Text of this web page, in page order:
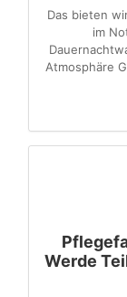
Das bieten
im
Atmosphäre
Werde